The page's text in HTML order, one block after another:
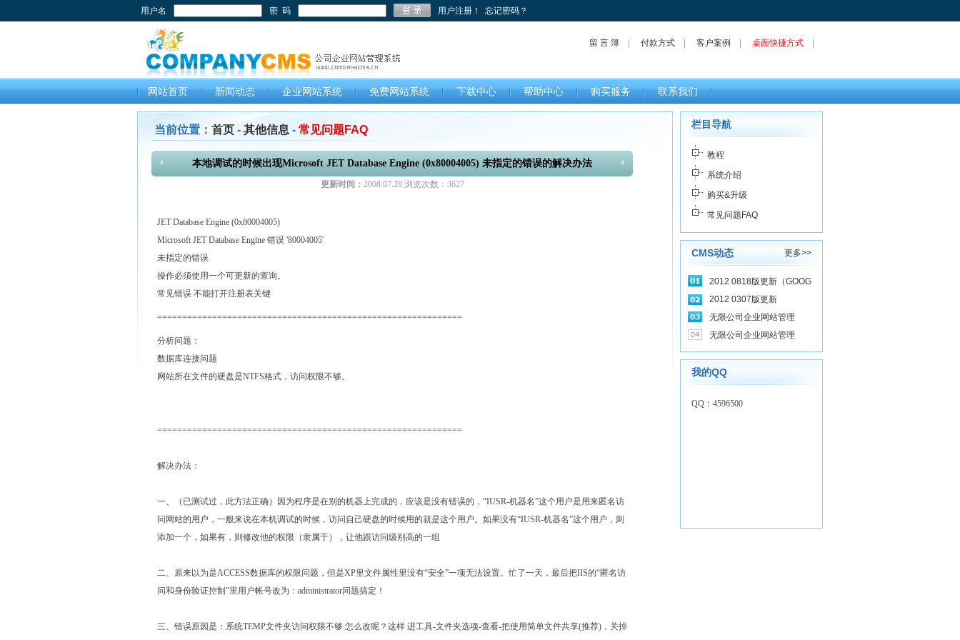
用户名 密 码 用户注册！ 忘记密码？
留 言 簿 付款方式 客户案例 桌面快捷方式
网站首页 新闻动态 企业网站系统 免费网站系统 下载中心 帮助中心 购买服务 联系我们
当前位置： 首页 - 其他信息 - 常见问题FAQ
本地调试的时候出现Microsoft JET Database Engine (0x80004005) 未指定的错误的解决办法
更新时间： 2008.07.28 浏览次数： 3627
JET Database Engine (0x80004005)
Microsoft JET Database Engine 错误 '80004005'
未指定的错误
操作必须使用一个可更新的查询。
常见错误 不能打开注册表关键
=============================================================
分析问题：
数据库连接问题
网站所在文件的硬盘是NTFS格式，访问权限不够。
=============================================================
解决办法：
一、（已测试过，此方法正确）因为程序是在别的机器上完成的，应该是没有错误的，“IUSR-机器名”这个用户是用来匿名访
问网站的用户，一般来说在本机调试的时候，访问自己硬盘的时候用的就是这个用户。如果没有“IUSR-机器名”这个用户，则
添加一个，如果有，则修改他的权限（隶属于），让他跟访问级别高的一组
二、原来以为是ACCESS数据库的权限问题，但是XP里文件属性里没有“安全”一项无法设置。忙了一天，最后把IIS的“匿名访
问和身份验证控制”里用户帐号改为：administrator问题搞定！
三、错误原因是：系统TEMP文件夹访问权限不够 怎么改呢？这样 进工具-文件夹选项-查看-把使用简单文件共享(推荐)，关掉
栏目导航
教程
系统介绍
购买&升级
常见问题FAQ
更多>>
CMS动态
2012 0818版更新（GOOG
2012 0307版更新
无限公司企业网站管理
无限公司企业网站管理
我的QQ
QQ：4596500